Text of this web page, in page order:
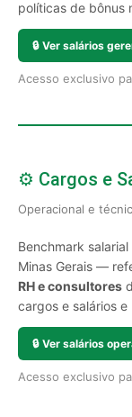
políticas de bônus
🔒 Ver salários
Acesso exclusivo
⚙️ Cargos e
Operacional e
Benchmark
Minas Gerais —
RH e consultores
cargos e salários
🔒 Ver salários
Acesso exclusivo